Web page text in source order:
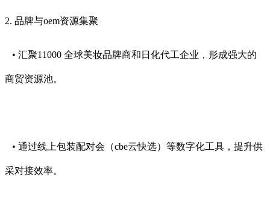
2. 品牌与oem资源集聚
• 汇聚11000 全球美妆品牌商和日化代工企业，形成强大的
商贸资源池。
• 通过线上包装配对会（cbe云快选）等数字化工具，提升供
采对接效率。